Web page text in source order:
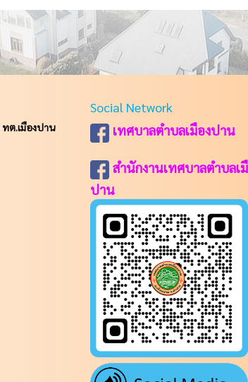
ต.เมืองปาน
Social Network
เทศบาลตำบลเมืองปาน
สำนักงานเทศบาลตำบลเ
ปาน